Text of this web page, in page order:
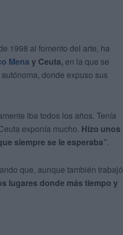
1998 al fomento del arte, ha
Mena y Ceuta, en la que se
donde expuso sus
iba todos los años. Tenía
exponía mucho. Hizo unos
siempre se le esperaba”.
que, aunque también trabajó
lugares donde más tiempo y